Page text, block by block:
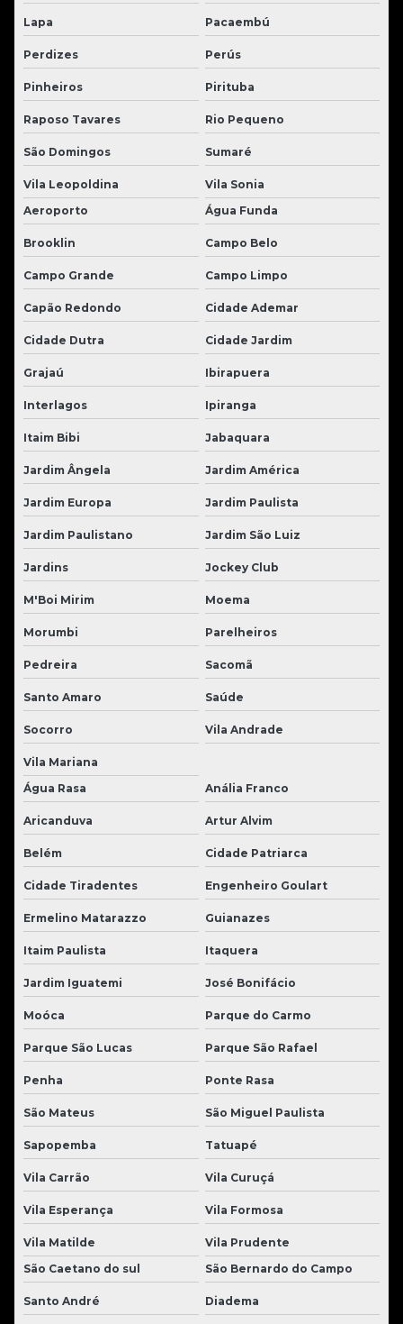
Lapa Pacaembú
Perdizes Perús
Pinheiros Pirituba
Raposo Tavares Rio Pequeno
São Domingos Sumaré
Vila Leopoldina
Vila Sonia
Aeroporto
Água Funda
Brooklin Campo Belo
Campo Grande Campo Limpo
Capão Redondo Cidade Ademar
Cidade Dutra Cidade Jardim
Grajaú Ibirapuera
Interlagos Ipiranga
Itaim Bibi Jabaquara
Jardim Ângela Jardim América
Jardim Europa Jardim Paulista
Jardim Paulistano Jardim São Luiz
Jardins Jockey Club
M'Boi Mirim Moema
Morumbi Parelheiros
Pedreira Sacomã
Santo Amaro Saúde
Socorro Vila Andrade
Vila Mariana
Água Rasa
Anália Franco
Aricanduva Artur Alvim
Belém Cidade Patriarca
Cidade Tiradentes Engenheiro Goulart
Ermelino Matarazzo Guianazes
Itaim Paulista Itaquera
Jardim Iguatemi José Bonifácio
Moóca Parque do Carmo
Parque São Lucas Parque São Rafael
Penha Ponte Rasa
São Mateus São Miguel Paulista
Sapopemba Tatuapé
Vila Carrão Vila Curuçá
Vila Esperança Vila Formosa
Vila Matilde
Vila Prudente
São Caetano do sul
São Bernardo do Campo
Santo André Diadema